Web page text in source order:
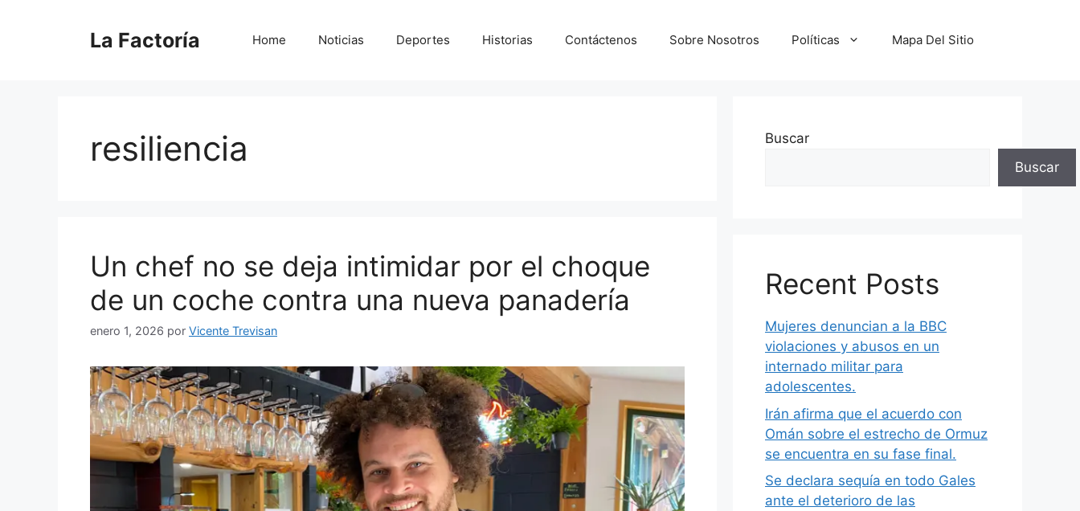
La Factoría Home Noticias Deportes Historias Contáctenos Sobre Nosotros Políticas Mapa Del Sitio
resiliencia
Un chef no se deja intimidar por el choque
de un coche contra una nueva panadería
enero 1, 2026 por Vicente Trevisan
Buscar
Buscar
Recent Posts
Mujeres denuncian a la BBC
violaciones y abusos en un
internado militar para
adolescentes.
Irán afirma que el acuerdo con
Omán sobre el estrecho de Ormuz
se encuentra en su fase final.
Se declara sequía en todo Gales
ante el deterioro de las